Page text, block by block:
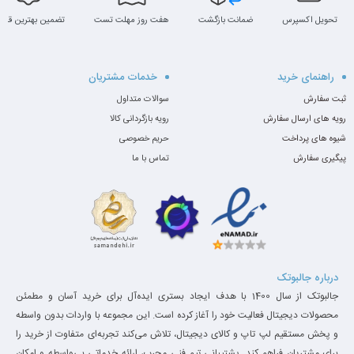
حافظه و ذخیره‌سازی
ارائه می‌شود:
حافظه رم
ذخیره‌سازی (SSD)
این دستگاه از حافظه‌های سریع SSD استفاده می‌کند که سرعت بالایی
تحویل اکسپرس ضمانت بازگشت هفت روز مهلت تست تضمین بهترین
راهنمای خرید
ثبت سفارش
رویه های ارسال سفارش
شیوه های پرداخت
پیگیری سفارش
خدمات مشتریان
سوالات متداول
رویه بازگردانی کالا
حریم خصوصی
تماس با ما
درباره جالبوتک
جالبوتک از سال 1400 با هدف ایجاد بستری ایده‌آل برای خرید آسان و مطمئن
محصولات دیجیتال فعالیت خود را آغاز کرده است. این مجموعه با واردات بدون واسطه
و پخش مستقیم لپ تاپ و کالای دیجیتال، تلاش می‌کند تجربه‌ای متفاوت از خرید را